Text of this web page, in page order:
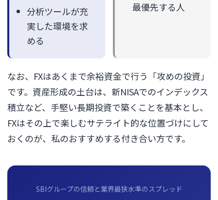
分析ツールが充
実した環境を求
める
最優先する人
なお、FXはあくまで余裕資金で行う「攻めの投資」
です。資産形成の土台は、新NISAでのインデックス
積立など、手堅い長期投資で築くことを基本とし、
FXはその上で楽しむサテライト的な位置づけにして
おくのが、私のおすすめする付き合い方です。
SBIグループの信頼と業界最狭水準のスプレッド